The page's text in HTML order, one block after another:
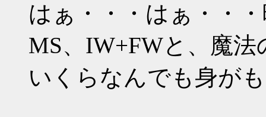
はぁ・・・はぁ・・
MS、IW+FWと、魔
いくらなんでも身が